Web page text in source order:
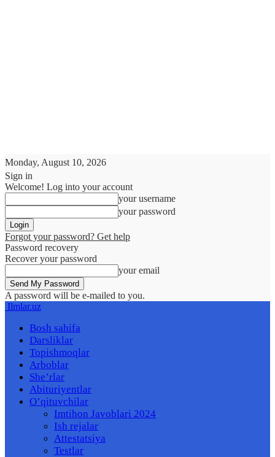
Monday, August 10, 2026
Sign in
Welcome! Log into your account
your username
your password
Forgot your password? Get help
Password recovery
Recover your password
your email
A password will be e-mailed to you.
Ilmlar.uz
Bosh sahifa
Darsliklar
Topishmoqlar
Arboblar
She’rlar
Abituriyentlar
O’qituvchilar
Imtihon Javoblari 2024
Ish rejalar
Attestatsiya
Testlar